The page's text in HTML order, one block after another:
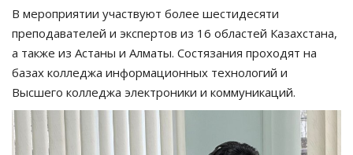
В мероприятии участвуют более шестидесяти
преподавателей и экспертов из 16 областей Казахстана,
а также из Астаны и Алматы. Состязания проходят на
базах колледжа информационных технологий и
Высшего колледжа электроники и коммуникаций.